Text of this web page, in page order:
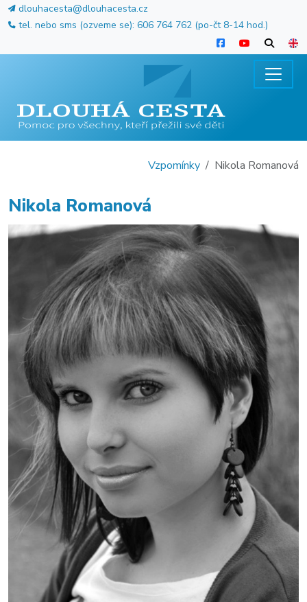
dlouhacesta@dlouhacesta.cz
tel. nebo sms (ozveme se): 606 764 762 (po-čt 8-14 hod.)
Vzpomínky Nikola Romanová
Nikola Romanová